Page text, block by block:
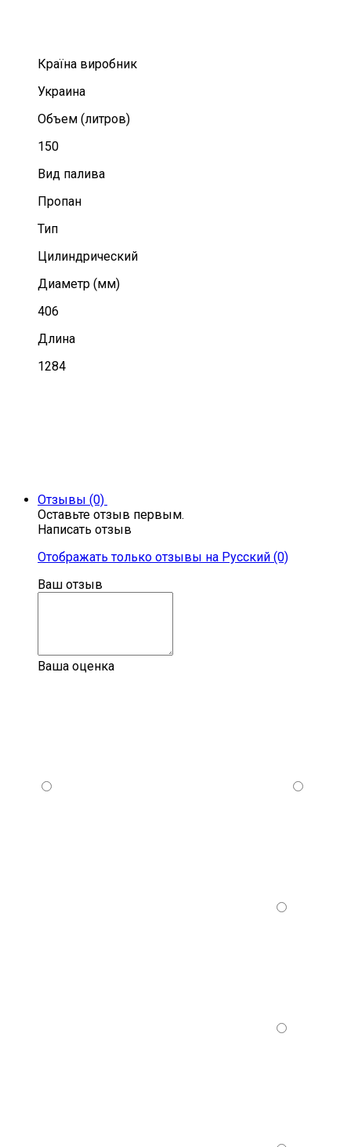
Країна виробник
Украина
Объем (литров)
150
Вид палива
Пропан
Тип
Цилиндрический
Диаметр (мм)
406
Длина
1284
Отзывы (0)
Оставьте отзыв первым.
Написать отзыв
Отображать только отзывы на Русский (0)
Ваш отзыв
Ваша оценка